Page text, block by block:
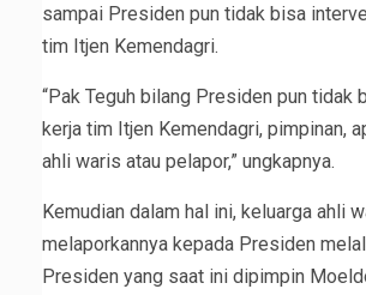
sampai Presiden pun tidak bisa
tim Itjen Kemendagri.
“Pak Teguh bilang Presiden pun tidak
kerja tim Itjen Kemendagri, pimpinan,
ahli waris atau pelapor,” ungkapnya.
Kemudian dalam hal ini, keluarga ahli
melaporkannya kepada Presiden
Presiden yang saat ini dipimpin